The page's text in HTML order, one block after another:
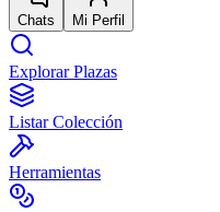
Chats Mi Perfil
Explorar Plazas
Listar Colección
Herramientas